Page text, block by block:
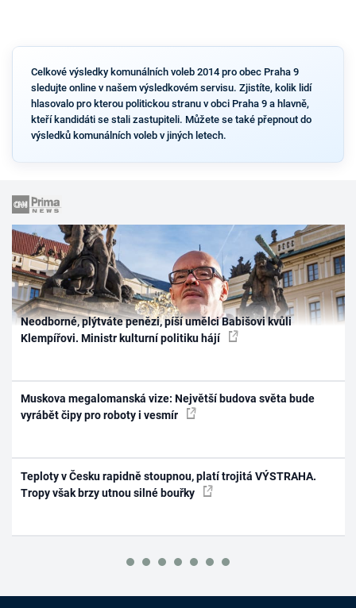
Celkové výsledky komunálních voleb 2014 pro obec Praha 9
sledujte online v našem výsledkovém servisu. Zjistíte, kolik lidí
hlasovalo pro kterou politickou stranu v obci Praha 9 a hlavně,
kteří kandidáti se stali zastupiteli. Můžete se také přepnout do
výsledků komunálních voleb v jiných letech.
Neodborné, plýtváte penězi, píší umělci Babišovi kvůli
Klempířovi. Ministr kulturní politiku hájí
Muskova megalomanská vize: Největší budova světa bude
vyrábět čipy pro roboty i vesmír
Teploty v Česku rapidně stoupnou, platí trojitá VÝSTRAHA.
Tropy však brzy utnou silné bouřky